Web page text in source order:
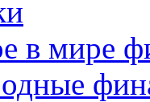
в мире